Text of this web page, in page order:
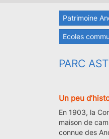
Patrimoine
Ecoles
PARC
Un peu
En 1903, la
maison de
connue des